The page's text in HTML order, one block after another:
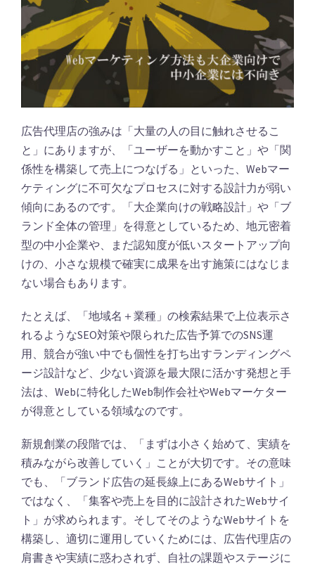
広告代理店の強みは「大量の人の目に触れさせるこ
と」にありますが、「ユーザーを動かすこと」や「関
係性を構築して売上につなげる」といった、Webマー
ケティングに不可欠なプロセスに対する設計力が弱い
傾向にあるのです。「大企業向けの戦略設計」や「ブ
ランド全体の管理」を得意としているため、地元密着
型の中小企業や、まだ認知度が低いスタートアップ向
けの、小さな規模で確実に成果を出す施策にはなじま
ない場合もあります。
たとえば、「地域名＋業種」の検索結果で上位表示さ
れるようなSEO対策や限られた広告予算でのSNS運
用、競合が強い中でも個性を打ち出すランディングペ
ージ設計など、少ない資源を最大限に活かす発想と手
法は、Webに特化したWeb制作会社やWebマーケター
が得意としている領域なのです。
新規創業の段階では、「まずは小さく始めて、実績を
積みながら改善していく」ことが大切です。その意味
でも、「ブランド広告の延長線上にあるWebサイト」
ではなく、「集客や売上を目的に設計されたWebサイ
ト」が求められます。そしてそのようなWebサイトを
構築し、適切に運用していくためには、広告代理店の
肩書きや実績に惑わされず、自社の課題やステージに